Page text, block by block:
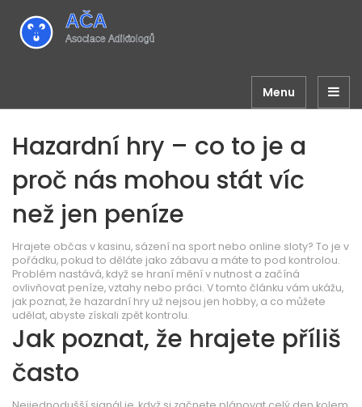
Menu
Hazardní hry – co to je a
proč nás mohou stát víc
než jen peníze
Hrajete občas v kasinu, sázení na sport nebo online sloty? To je v
pořádku, pokud to děláte jako zábavu a máte to pod kontrolou.
Problém nastává, když se hraní mění v nutnost a začíná
ovlivňovat peníze, vztahy nebo práci. V tomto článku vám ukážu,
jak poznat, že hazardní hry už nejsou jen hobby, a co můžete
udělat, abyste získali zpět kontrolu.
Jak poznat, že hrajete příliš
často